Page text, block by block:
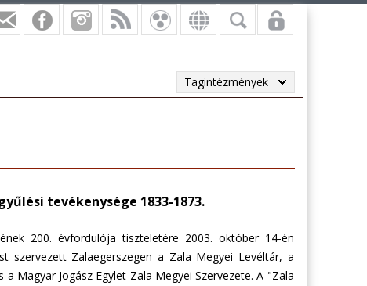
Tagintézmények
tevékenysége 1833-1873.
200. évfordulója tiszteletére 2003. október 14-én
szervezett Zalaegerszegen a Zala Megyei Levéltár, a
a Magyar Jogász Egylet Zala Megyei Szervezete. A "Zala